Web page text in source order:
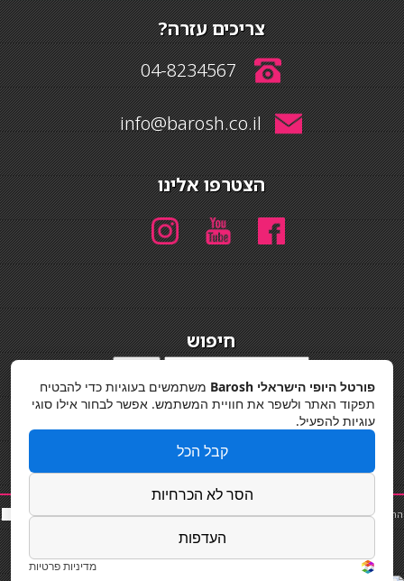
צריכים עזרה?
04-8234567
info@barosh.co.il
הצטרפו אלינו
חיפוש
מדיניות פרטיות
החלקות שיער|תאורה לבית|פאות ותוספות שיער|נייל סטודיו|תוספות שיער|שף פרטי|כ
סאות
Designed byBarosh 2020
פורטל היופי הישראלי Barosh
משתמשים בעוגיות כדי להבטיח
תפקוד האתר ולשפר את חוויית המשתמש. אפשר לבחור אילו סוגי
עוגיות להפעיל.
קבל הכל
הסר לא הכרחיות
העדפות
מדיניות פרטיות